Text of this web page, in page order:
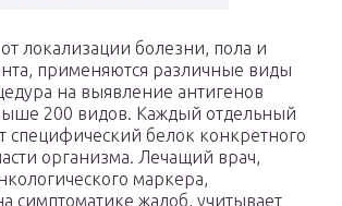
локализации болезни, пола и
применяются различные виды
на выявление антигенов
200 видов. Каждый отдельный
специфический белок конкретного
организма. Лечащий врач,
маркера,
симптоматике жалоб, учитывает